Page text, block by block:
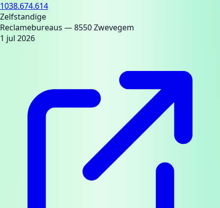
1038.674.614
Zelfstandige
Reclamebureaus — 8550 Zwevegem
1 jul 2026